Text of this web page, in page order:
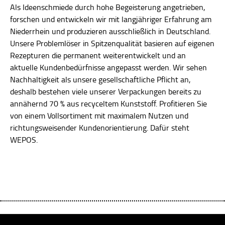
Als Ideenschmiede durch hohe Begeisterung angetrieben,
forschen und entwickeln wir mit langjähriger Erfahrung am
Niederrhein und produzieren ausschließlich in Deutschland.
Unsere Problemlöser in Spitzenqualität basieren auf eigenen
Rezepturen die permanent weiterentwickelt und an
aktuelle Kundenbedürfnisse angepasst werden. Wir sehen
Nachhaltigkeit als unsere gesellschaftliche Pflicht an,
deshalb bestehen viele unserer Verpackungen bereits zu
annähernd 70 % aus recyceltem Kunststoff. Profitieren Sie
von einem Vollsortiment mit maximalem Nutzen und
richtungsweisender Kundenorientierung. Dafür steht
WEPOS.